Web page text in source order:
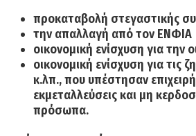
προκαταβολή στεγαστικής
την απαλλαγή από τον ΕΝΦΙΑ
οικονομική ενίσχυση για την
οικονομική ενίσχυση για τις
κ.λπ., που υπέστησαν
εκμεταλλεύσεις και μη
πρόσωπα.